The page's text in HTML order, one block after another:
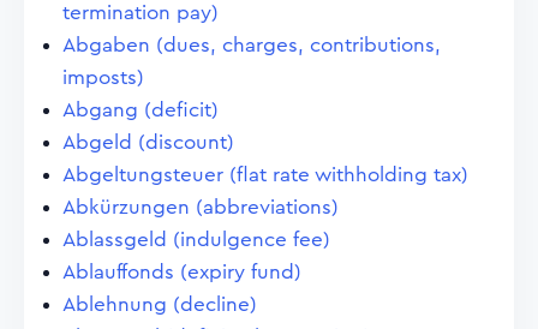
termination pay)
Abgaben (dues, charges, contributions,
imposts)
Abgang (deficit)
Abgeld (discount)
Abgeltungsteuer (flat rate withholding tax)
Abkürzungen (abbreviations)
Ablassgeld (indulgence fee)
Ablauffonds (expiry fund)
Ablehnung (decline)